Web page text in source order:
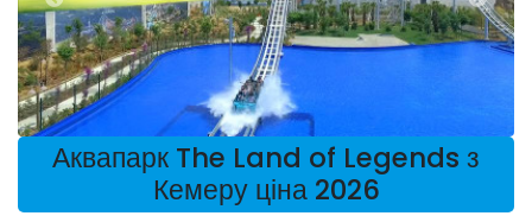
Аквапарк The Land of Legends з
Кемеру ціна 2026